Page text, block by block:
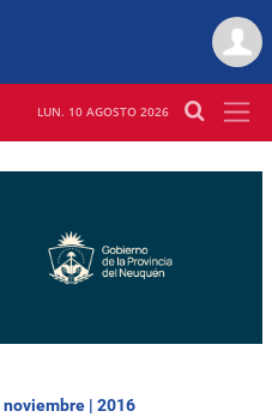
LUN. 10 AGOSTO 2026
| 2016